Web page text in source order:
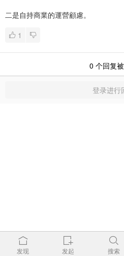
二是自持商業的運營顧慮。
1
0 个回复
登录进行
发现 发起 搜索